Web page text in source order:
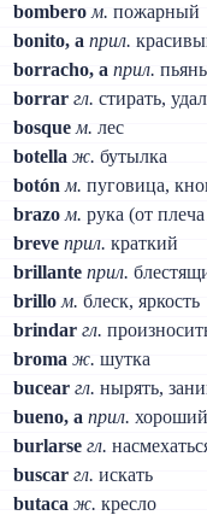
bombero м. пожарный
bonito, a прил.
borracho, a прил.
borrar гл. стирать,
bosque м. лес
botella ж. бутылка
botón м. пуговица,
brazo м. рука (от
breve прил. краткий
brillante прил.
brillo м. блеск, яркость
brindar гл.
broma ж. шутка
bucear гл. нырять,
bueno, a прил.
burlarse гл.
buscar гл. искать
butaca ж. кресло